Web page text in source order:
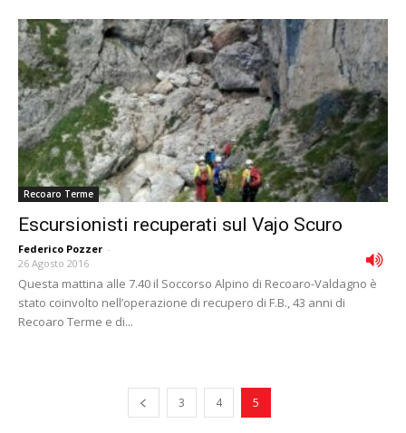
Recoaro Terme
Escursionisti recuperati sul Vajo Scuro
Federico Pozzer -
26 Agosto 2016
Questa mattina alle 7.40 il Soccorso Alpino di Recoaro-Valdagno è
stato coinvolto nell’operazione di recupero di F.B., 43 anni di
Recoaro Terme e di...
3 4 5